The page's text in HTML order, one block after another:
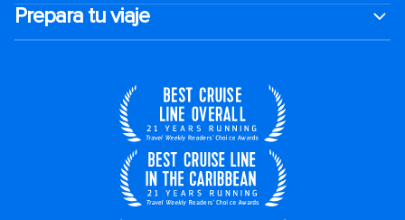
Prepara tu viaje